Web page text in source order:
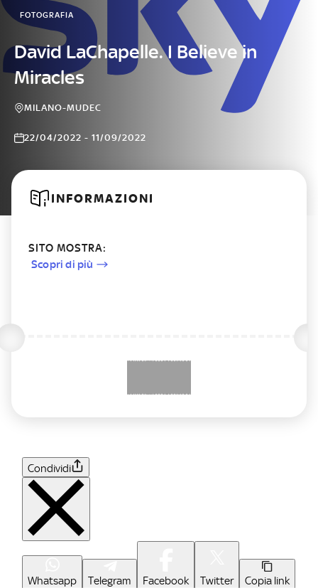
FOTOGRAFIA
David LaChapelle. I Believe in
Miracles
MILANO-MUDEC
22/04/2022 - 11/09/2022
INFORMAZIONI
SITO MOSTRA:
Scopri di più
Condividi
Whatsapp Telegram Facebook Twitter Copia link